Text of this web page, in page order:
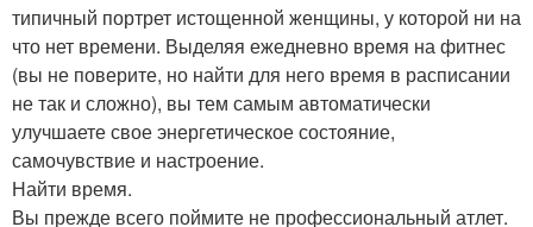
типичный портрет истощенной женщины, у которой ни на
что нет времени. Выделяя ежедневно время на фитнес
(вы не поверите, но найти для него время в расписании
не так и сложно), вы тем самым автоматически
улучшаете свое энергетическое состояние,
самочувствие и настроение.
Найти время.
Вы прежде всего поймите не профессиональный атлет.